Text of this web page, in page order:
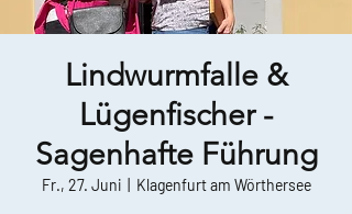
Lindwurmfalle &
Lügenfischer -
Sagenhafte Führung
Fr., 27. Juni
  |
Klagenfurt am Wörthersee